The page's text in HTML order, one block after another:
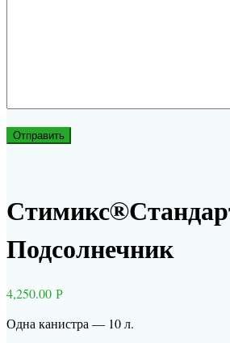
Подсолнечник
4,250.00 Р
Одна канистра — 10 л.